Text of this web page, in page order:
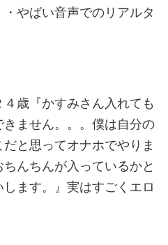
やばい音声でのリアルタ
歳『かすみさん入れても
ません。。。僕は自分の
と思ってオナホでやりま
んちんが入っているかと
ます。』実はすごくエロ